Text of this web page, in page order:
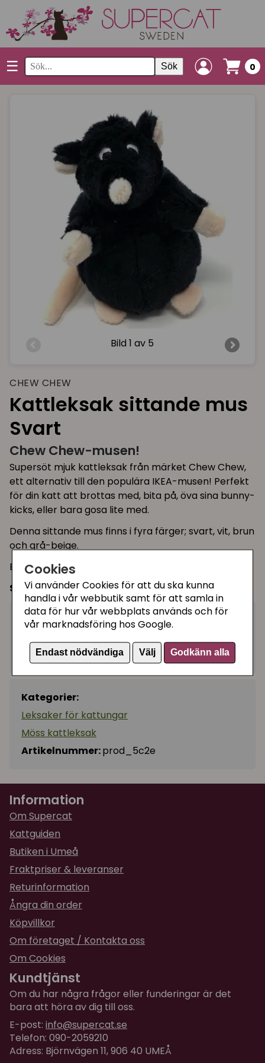
Cookies
Vi använder Cookies för att du ska kunna
handla i vår webbutik samt för att samla in
data för hur vår webbplats används och för
vår marknadsföring hos Google.
Endast nödvändiga Välj Godkänn alla
☰ Sök 0
Bild1 av 5
CHEW CHEW
Kattleksak sittande mus
Svart
Chew Chew-musen!
Supersöt mjuk kattleksak från märket Chew Chew,
ett alternativ till den populära IKEA-musen! Perfekt
för din katt att brottas med, bita på, öva sina bunny-
kicks, eller bara gosa lite med.
Denna sittande mus finns i fyra färger; svart, vit, brun
och grå-beige.
En söt mjukis till katter som gillar brottningslekar!
Storlek:ca 12 cm hög sittandes på rumpan
80 kr − +
I lager, leveranstid 1-3 vardagar
Kategorier:
Leksaker för kattungar
Möss kattleksak
Artikelnummer:prod_5c2e
Information
Om Supercat
Kattguiden
Butiken i Umeå
Fraktpriser & leveranser
Returinformation
Ångra din order
Köpvillkor
Om företaget / Kontakta oss
Om Cookies
Kundtjänst
Om du har några frågor eller funderingar är det
bara att höra av dig till oss.
E-post: info@supercat.se
Telefon: 090-2059210
Adress: Björnvägen 11, 906 40 UMEÅ